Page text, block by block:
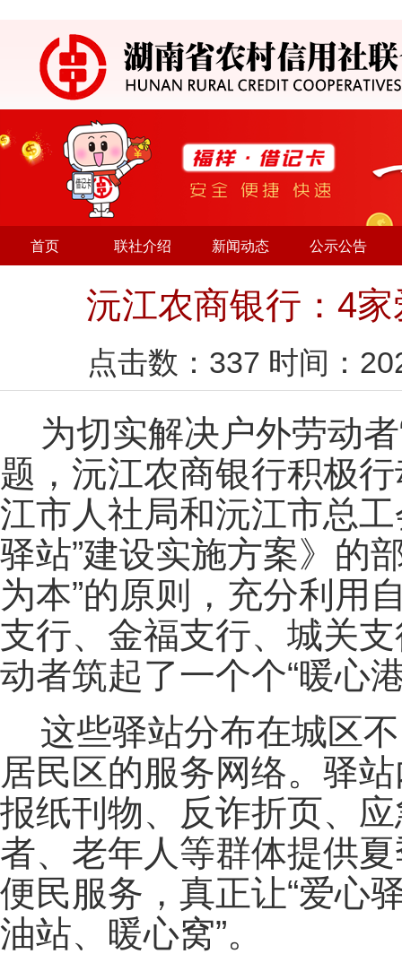
首页 联社介绍 新闻动态 公示公告
沅江农商银行：4
点击数： 337 时间：
为切实解决户外劳动
题，沅江农商银行积极
江市人社局和沅江市总
驿站”建设实施方案》的
为本”的原则，充分利用
支行、金福支行、城关
动者筑起了一个个“暖心
这些驿站分布在城区
居民区的服务网络。驿
报纸刊物、反诈折页、
者、老年人等群体提供
便民服务，真正让“爱心
油站、暖心窝”。